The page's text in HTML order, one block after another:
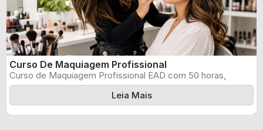
Curso De Maquiagem Profissional
Curso de Maquiagem Profissional EAD com 50 horas,
certificado informado pelo produtor e ...
Leia Mais